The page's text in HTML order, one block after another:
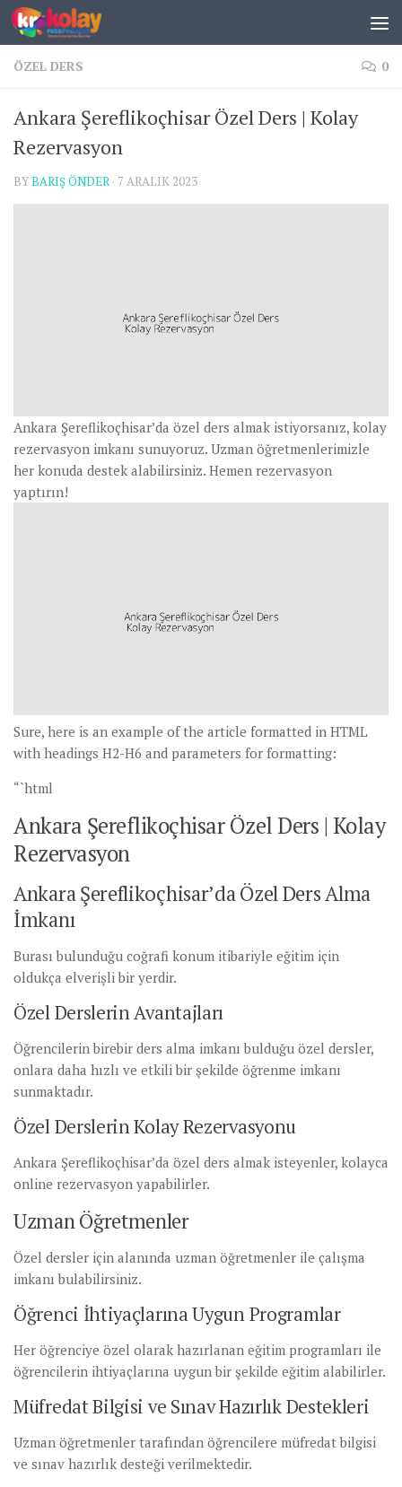
Skip to content
ÖZEL DERS 0
Ankara Şereflikoçhisar Özel Ders | Kolay
Rezervasyon
BYBARIŞ ÖNDER · 7 ARALIK 2023
Ankara Şereflikoçhisar’da özel ders almak istiyorsanız, kolay
rezervasyon imkanı sunuyoruz. Uzman öğretmenlerimizle
her konuda destek alabilirsiniz. Hemen rezervasyon
yaptırın!
Sure, here is an example of the article formatted in HTML
with headings H2-H6 and parameters for formatting:
“`html
Ankara Şereflikoçhisar Özel Ders | Kolay
Rezervasyon
Ankara Şereflikoçhisar’da Özel Ders Alma
İmkanı
Burası bulunduğu coğrafi konum itibariyle eğitim için
oldukça elverişli bir yerdir.
Özel Derslerin Avantajları
Öğrencilerin birebir ders alma imkanı bulduğu özel dersler,
onlara daha hızlı ve etkili bir şekilde öğrenme imkanı
sunmaktadır.
Özel Derslerin Kolay Rezervasyonu
Ankara Şereflikoçhisar’da özel ders almak isteyenler, kolayca
online rezervasyon yapabilirler.
Uzman Öğretmenler
Özel dersler için alanında uzman öğretmenler ile çalışma
imkanı bulabilirsiniz.
Öğrenci İhtiyaçlarına Uygun Programlar
Her öğrenciye özel olarak hazırlanan eğitim programları ile
öğrencilerin ihtiyaçlarına uygun bir şekilde eğitim alabilirler.
Müfredat Bilgisi ve Sınav Hazırlık Destekleri
Uzman öğretmenler tarafından öğrencilere müfredat bilgisi
ve sınav hazırlık desteği verilmektedir.